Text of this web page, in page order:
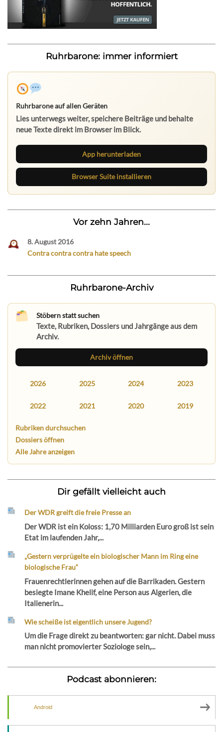
Ruhrbarone: immer informiert
Ruhrbarone auf allen Geräten
Lies unterwegs weiter, speichere Beiträge und behalte
neue Texte direkt im Browser im Blick.
App herunterladen
Browser Suite installieren
Vor zehn Jahren...
8. August 2016
Contra contra contra hate speech
Ruhrbarone-Archiv
Stöbern statt suchen
Texte, Rubriken, Dossiers und Jahrgänge aus dem
Archiv.
Archiv öffnen
2026 2025 2024 2023
2022 2021 2020 2019
Rubriken durchsuchen
Dossiers öffnen
Alle Jahre anzeigen
Dir gefällt vielleicht auch
Der WDR greift die freie Presse an
Der WDR ist ein Koloss: 1,70 Milliarden Euro groß ist sein
Etat im laufenden Jahr,...
„Gestern verprügelte ein biologischer Mann im Ring eine
biologische Frau“
Frauenrechtlerinnen gehen auf die Barrikaden. Gestern
besiegte Imane Khelif, eine Person aus Algerien, die
Italienerin...
Wie scheiße ist eigentlich unsere Jugend?
Um die Frage direkt zu beantworten: gar nicht. Dabei muss
man nicht promovierter Soziologe sein,...
Podcast abonnieren:
Android